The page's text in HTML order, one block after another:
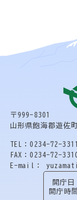
〒999-8301
山形県飽海郡遊佐
TEL：0234-72-
FAX：0234-72-
E-mail：
開庁日
開庁時間